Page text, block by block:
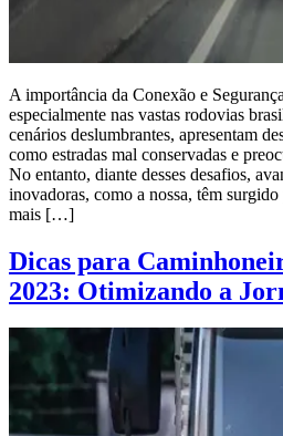
A importância da Conexão e
especialmente nas vastas rodovias
cenários deslumbrantes, apresentam
como estradas mal conservadas e
No entanto, diante desses desafios,
inovadoras, como a nossa, têm
mais […]
Dicas para
2023: Otimizando a